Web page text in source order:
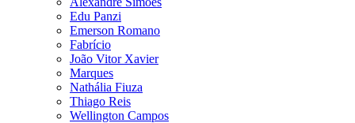
Edu Panzi
Emerson Romano
Fabrício
João Vitor Xavier
Marques
Nathália Fiuza
Thiago Reis
Wellington Campos